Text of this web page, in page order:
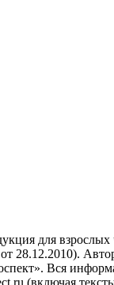
для взрослых
28.12.2010).
Вся
(включая